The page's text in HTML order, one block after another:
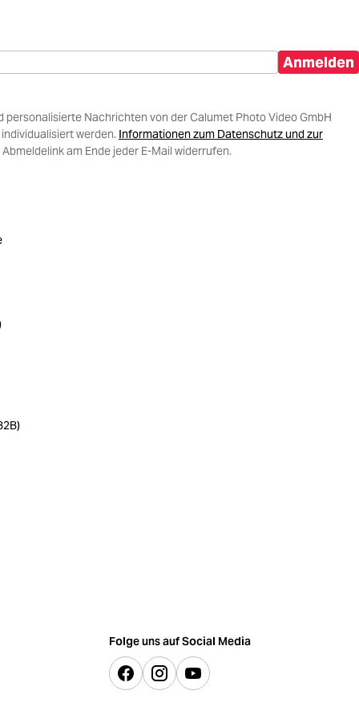
Anmelden
Nachrichten von der Calumet Photo Video GmbH
werden. Informationen zum Datenschutz und zur
am Ende jeder E-Mail widerrufen.
Folge uns auf Social Media